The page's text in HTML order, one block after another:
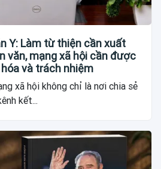
Y: Làm từ thiện cần xuất
văn, mạng xã hội cần được
và trách nhiệm
xã hội không chỉ là nơi chia sẻ
kết...